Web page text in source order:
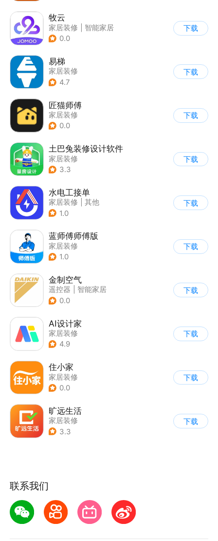
牧云
家居装修
智能家居
0.0
下载
易梯
家居装修
4.7
下载
匠猫师傅
家居装修
0.0
下载
土巴兔装修设计软件
家居装修
3.3
下载
水电工接单
家居装修
其他
1.0
下载
蓝师傅师傅版
家居装修
1.0
下载
金制空气
遥控器
智能家居
| 家居装修
0.0
下载
AI设计家
家居装修
4.9
下载
住小家
家居装修
0.0
下载
旷远生活
家居装修
3.3
下载
联系我们